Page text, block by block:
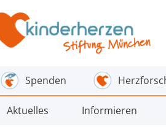
Spenden
Aktuelles Informieren